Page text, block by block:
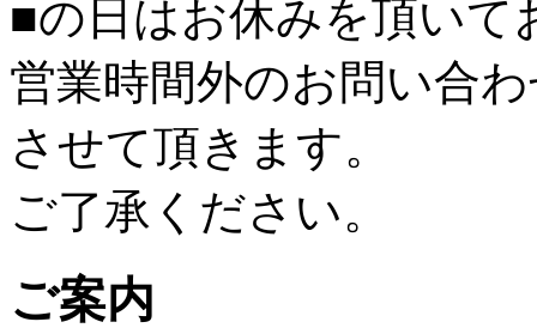
■の日はお休みを頂いて
営業時間外のお問い合
させて頂きます。
ご了承ください。
ご案内